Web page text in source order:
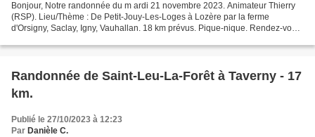
Bonjour, Notre randonnée du m ardi 21 novembre 2023. Animateur Thierry
(RSP). Lieu/Thème : De Petit-Jouy-Les-Loges à Lozère par la ferme
d'Orsigny, Saclay, Igny, Vauhallan. 18 km prévus. Pique-nique. Rendez-vous
Randonnée de Saint-Leu-La-Forêt à Taverny - 17
km.
Publié le 27/10/2023 à 12:23
Par Danièle C.